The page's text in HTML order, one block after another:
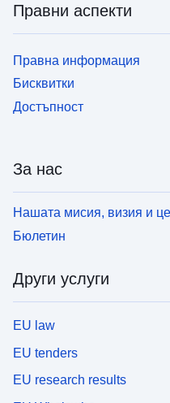
Правни аспекти
Правна информация
Бисквитки
Достъпност
За нас
Нашата мисия, визия и
Бюлетин
Други услуги
EU law
EU tenders
EU research results